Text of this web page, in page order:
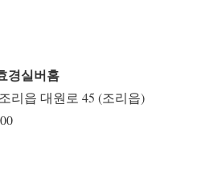
경실버홈
리읍 대원로 45 (조리읍)